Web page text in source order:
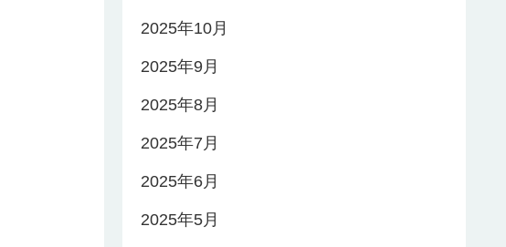
2025年10月
2025年9月
2025年8月
2025年7月
2025年6月
2025年5月